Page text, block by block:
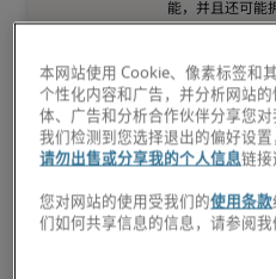
能，并且还可能
第
候选人具备与职位相匹配的丰富经
业资
本网站使用 Cookie、像素标签和
个性化内容和广告，并分析网站
体、广告和分析合作伙伴分享您
我们检测到您选择退出的偏好设
请勿出售或分享我的个人信息链接
您对网站的使用受我们的使用条款
们如何共享信息的信息，请参阅我